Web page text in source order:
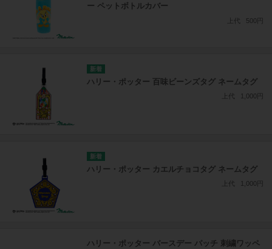
ー ペットボトルカバー
上代 500円
ハリー・ポッター 百味ビーンズタグ ネームタグ
上代 1,000円
ハリー・ポッター カエルチョコタグ ネームタグ
上代 1,000円
ハリー・ポッター バースデー パッチ 刺繍ワッペ